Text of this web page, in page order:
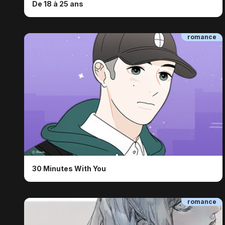
De 18 à 25 ans
ⓒ ©ondo
romance
30 Minutes With You
romance